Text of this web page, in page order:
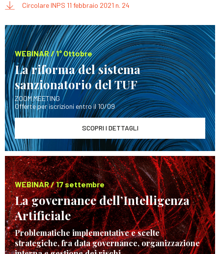
Circolare INPS 11 febbraio 2021 n. 24
WEBINAR / 1° Ottobre
La riforma del sistema
sanzionatorio del TUF
ZOOM MEETING
Offerte per iscrizioni entro il 10/09
SCOPRI I DETTAGLI
WEBINAR / 17 settembre
La governance dell’Intelligenza
Artificiale
Problematiche implementative e scelte
strategiche, fra data governance, organizzazione